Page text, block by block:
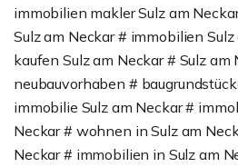
immobilien makler Sulz am
Sulz am Neckar # immobilien
kaufen Sulz am Neckar # Sulz am
neubauvorhaben #
immobilie Sulz am Neckar #
Neckar # wohnen in Sulz am
Neckar # immobilien in Sulz am